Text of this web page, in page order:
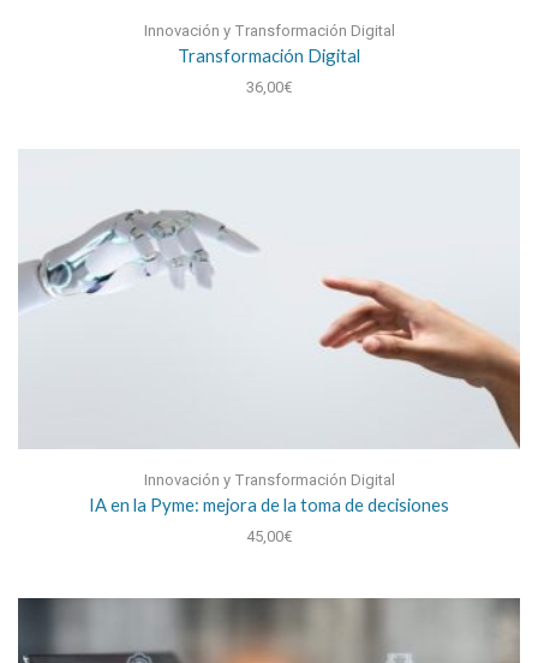
Innovación y Transformación Digital
Transformación Digital
36,00€
Innovación y Transformación Digital
IA en la Pyme: mejora de la toma de decisiones
45,00€